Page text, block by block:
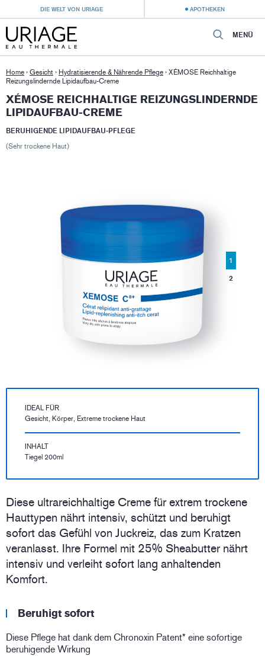
DIE WELT VON URIAGE APOTHEKEN
MENÜ
Home › Gesicht › Hydratisierende & Nährende Pflege › XÉMOSE Reichhaltige
Reizungslindernde Lipidaufbau-Creme
XÉMOSE REICHHALTIGE REIZUNGSLINDERNDE
LIPIDAUFBAU-CREME
BERUHIGENDE LIPIDAUFBAU-PFLEGE
(Sehr trockene Haut)
1
2
IDEAL FÜR
Gesicht, Körper, Extreme trockene Haut
INHALT
Tiegel 200ml
Diese ultrareichhaltige Creme für extrem trockene
Hauttypen nährt intensiv, schützt und beruhigt
sofort das Gefühl von Juckreiz, das zum Kratzen
veranlasst. Ihre Formel mit 25% Sheabutter nährt
intensiv und verleiht sofort lang anhaltenden
Komfort.
Beruhigt sofort
Diese Pflege hat dank dem Chronoxin Patent* eine sofortige
beruhigende Wirkung